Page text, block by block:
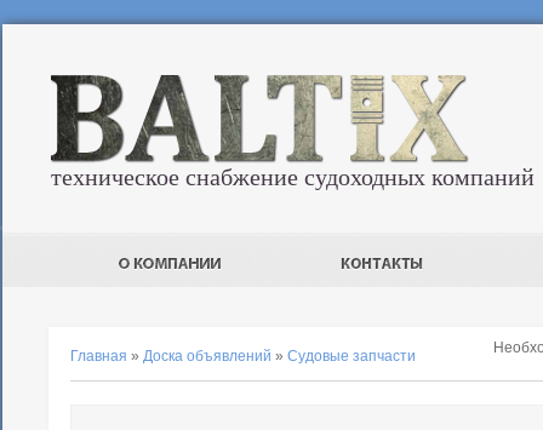
техническое снабжение судоходных компаний
Главная » Доска объявлений » Судовые запчасти